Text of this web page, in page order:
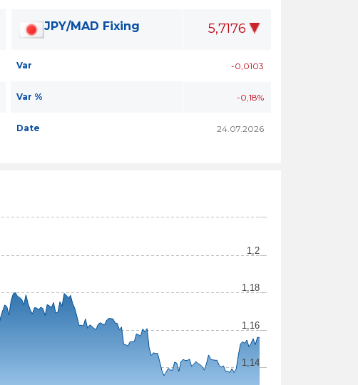
JPY/MAD Fixing 5,7176
Var -0,0103
Var % -0,18%
Date 24.07.2026
1,14
1,16
1,18
1,2